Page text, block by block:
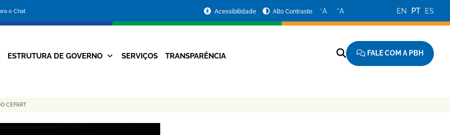
o Chat
da
Prefeitura
Acessibilidade Alto Contraste −A +A EN PT ES
Navegação
ESTRUTURA DE GOVERNO SERVIÇOS TRANSPARÊNCIA FALE COM A PBH
CEFART